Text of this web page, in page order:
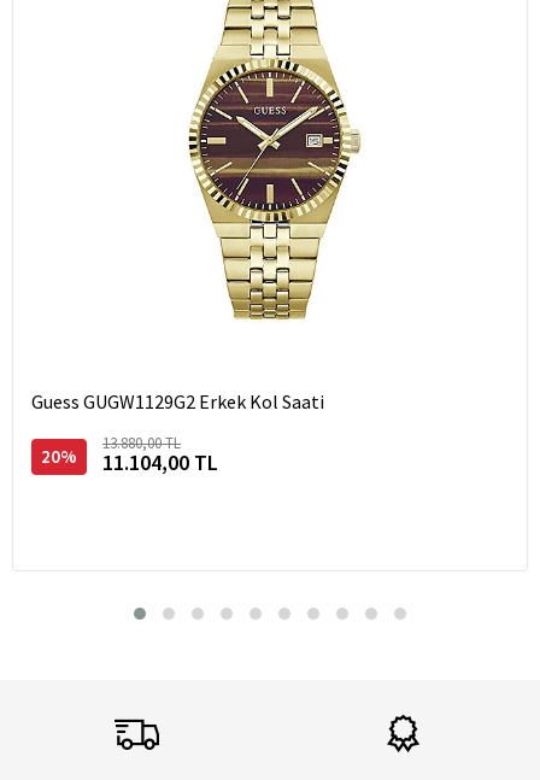
Guess GUGW1129G2 Erkek Kol Saati
20%
13.880,00 TL
11.104,00 TL